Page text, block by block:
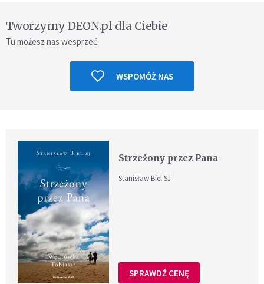
Tworzymy DEON.pl dla Ciebie
Tu możesz nas wesprzeć.
WSPOMÓŻ NAS
Strzeżony przez Pana
Stanisław Biel SJ
SPRAWDŹ CENĘ